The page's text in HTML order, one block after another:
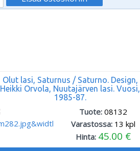
Olut lasi, Saturnus / Saturno. Design,
Heikki Orvola, Nuutajärven lasi. Vuosi,
1985-87.
Tuote:08132
Varastossa: 13 kpl
Hinta: 45.00 €